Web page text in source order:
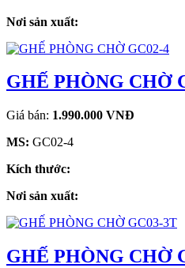
Nơi sản xuất:
GHẾ PHÒNG CHỜ
Giá bán: 1.990.000 VNĐ
MS: GC02-4
Kích thước:
Nơi sản xuất:
GHẾ PHÒNG CHỜ